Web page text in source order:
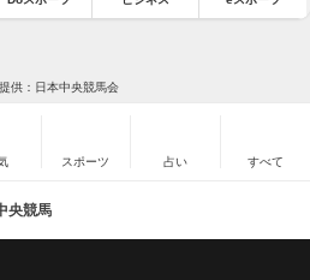
供：日本中央競馬会
スポーツ 占い すべて
央競馬